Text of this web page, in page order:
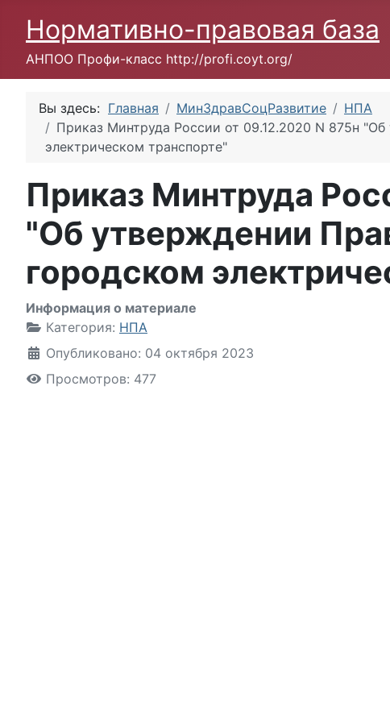
Нормативно-правовая база
АНПОО Профи-класс http://profi.coyt.org/
Вы здесь: Главная МинЗдравСоцРазвитие
НПА
Приказ Минтруда России от 09.12.2020 N 875н
электрическом транспорте"
Приказ Минтруда
"Об утверждении
городском
Информация о материале
Категория: НПА
Опубликовано: 04 октября 2023
Просмотров: 477